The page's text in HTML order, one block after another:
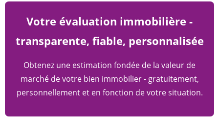
Votre évaluation immobilière -
transparente, fiable, personnalisée
Obtenez une estimation fondée de la valeur de
marché de votre bien immobilier - gratuitement,
personnellement et en fonction de votre situation.